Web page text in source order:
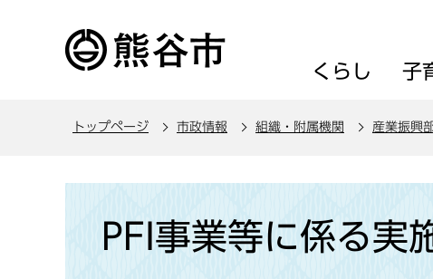
くらし 子
トップページ 市政情報 組織・附属機関 産業振興
PFI事業等に係る実